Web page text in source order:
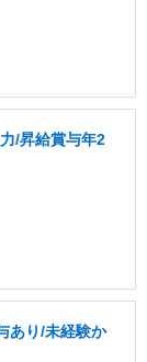
/昇給賞与年2
あり/未経験か